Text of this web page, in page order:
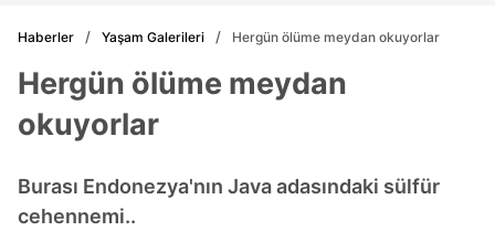
Haberler Yaşam Galerileri Hergün ölüme meydan okuyorlar
Hergün ölüme meydan
okuyorlar
Burası Endonezya'nın Java adasındaki sülfür
cehennemi..